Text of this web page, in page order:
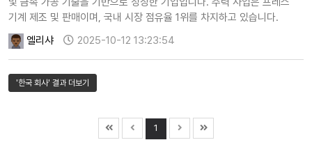
기계 제조 및 판매이며, 국내 시장 점유율 1위를 차지하고 있습니다.
프레스 기계는 자동차, 가전, 항공우주 등 다양한 산업의 핵심 부품
제조에 필수적인 장비입니다. 또한, 합금철(Ferro-Silicon, Fe-Si) 생산
및 철스크랩(고철) 트레이딩 등의 금속 관련 사업도 영위하고 있어 사업
포트폴리오의 다각화를 이루고 있습니다. 1.…
엘리샤 2025-10-12 13:23:54
'한국 회사' 결과 더보기
1